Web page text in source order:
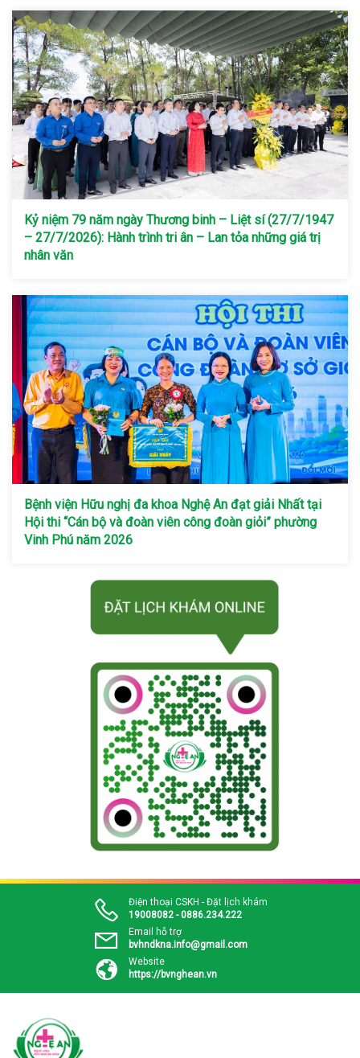
Kỷ niệm 79 năm ngày Thương binh – Liệt sí (27/7/1947
– 27/7/2026): Hành trình tri ân – Lan tỏa những giá trị
nhân văn
Bệnh viện Hữu nghị đa khoa Nghệ An đạt giải Nhất tại
Hội thi “Cán bộ và đoàn viên công đoàn giỏi” phường
Vinh Phú năm 2026
Điện thoại CSKH - Đặt lịch khám
19008082 - 0886.234.222
Email hỗ trợ
bvhndkna.info@gmail.com
Website
https://bvnghean.vn